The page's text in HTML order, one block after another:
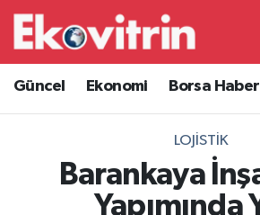
Güncel Ekonomi Borsa
LOJISTIK
Barankaya
Yapımında
Güncel
Ekonomi
Borsa Haberleri
İş Dünyası
Hava Durumu
Trafik Durumu
Süper Lig Puan Durumu ve
Tüm Manşetler